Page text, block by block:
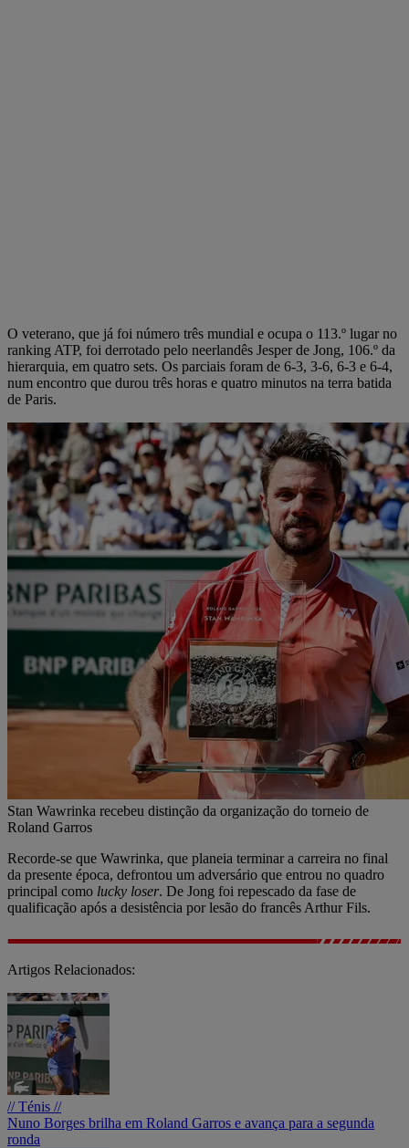
O veterano, que já foi número três mundial e ocupa o 113.º lugar no
ranking ATP, foi derrotado pelo neerlandês Jesper de Jong, 106.º da
hierarquia, em quatro sets. Os parciais foram de 6-3, 3-6, 6-3 e 6-4,
num encontro que durou três horas e quatro minutos na terra batida
de Paris.
Stan Wawrinka recebeu distinção da organização do torneio de
Roland Garros
Recorde-se que Wawrinka, que planeia terminar a carreira no final
da presente época, defrontou um adversário que entrou no quadro
principal como lucky loser. De Jong foi repescado da fase de
qualificação após a desistência por lesão do francês Arthur Fils.
Artigos Relacionados:
// Ténis //
Nuno Borges brilha em Roland Garros e avança para a segunda
ronda